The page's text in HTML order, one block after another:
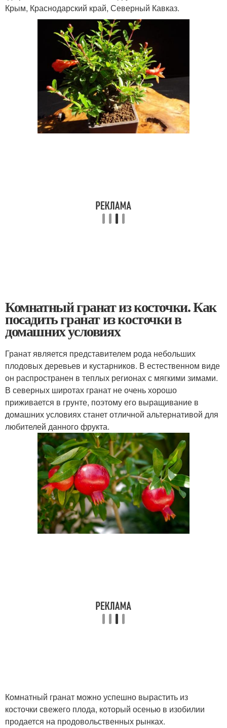
Крым, Краснодарский край, Северный Кавказ.
Комнатный гранат из косточки. Как
посадить гранат из косточки в
домашних условиях
Гранат является представителем рода небольших
плодовых деревьев и кустарников. В естественном виде
он распространен в теплых регионах с мягкими зимами.
В северных широтах гранат не очень хорошо
приживается в грунте, поэтому его выращивание в
домашних условиях станет отличной альтернативой для
любителей данного фрукта.
Комнатный гранат можно успешно вырастить из
косточки свежего плода, который осенью в изобилии
продается на продовольственных рынках.